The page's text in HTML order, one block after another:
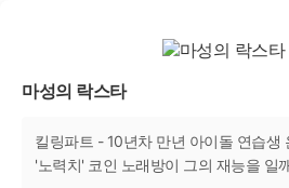
마성의 락스타
킬링파트 - 10년차 만년 아이돌 연습생
'노력치' 코인 노래방이 그의 재능을 일